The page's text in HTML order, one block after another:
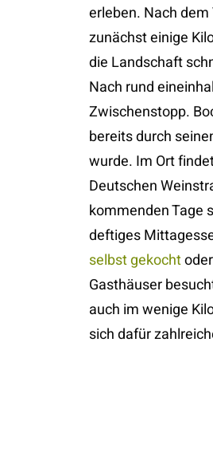
erleben. Nach
zunächst einige
die Landschaft
Nach rund
Zwischenstopp.
bereits durch
wurde. Im Ort
Deutschen
kommenden Tage
deftiges
selbst gekocht
Gasthäuser
auch im wenige
sich dafür